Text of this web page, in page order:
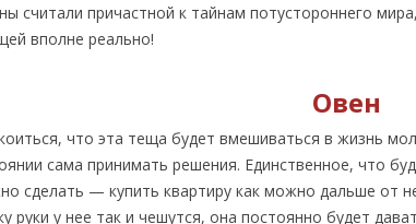
считали причастной к тайнам потустороннего
вполне реально!
Овен
что эта теща будет вмешиваться в жизнь
сама принимать решения. Единственное, что
сделать — купить квартиру как можно дальше от
руки у нее так и чешутся, она постоянно будет